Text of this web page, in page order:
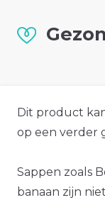
Dit product
op een verder
Sappen zoals
banaan zijn